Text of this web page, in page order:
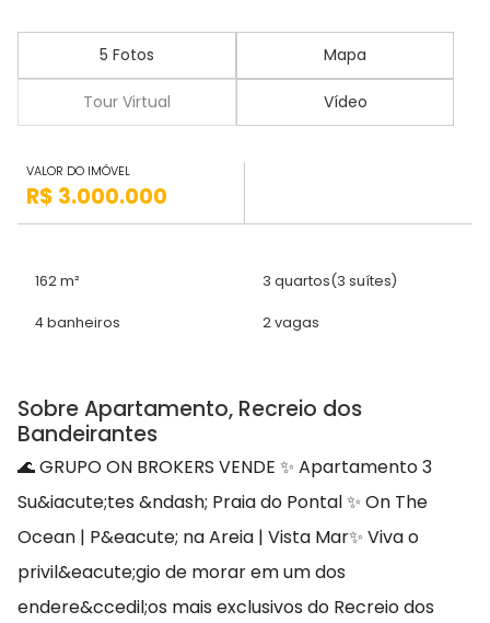
5 Fotos Mapa
Tour Virtual Vídeo
VALOR DO IMÓVEL
R$ 3.000.000
162 m² 3 quartos(3 suítes)
4 banheiros 2 vagas
Sobre Apartamento, Recreio dos
Bandeirantes
🌊 GRUPO ON BROKERS VENDE ✨ Apartamento 3
Su&iacute;tes &ndash; Praia do Pontal ✨ On The
Ocean | P&eacute; na Areia | Vista Mar✨ Viva o
privil&eacute;gio de morar em um dos
endere&ccedil;os mais exclusivos do Recreio dos